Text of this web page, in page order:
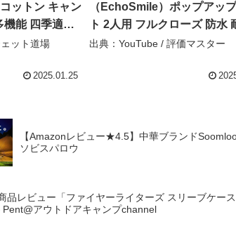
ットン キャン
機能 四季適用
遮光 焚火 フ
ト道場
ット道場
2025.01.25
（EchoSmile）ポップアッ
ト 2人用 フルクローズ 防水
3000mm 簡単組立 UVカット
ー ワンタッチテント ホワイ
出典：YouTube / 評価マスター
【Amazonレビュー★4.5】中華ブランド
ソビスパロウ
品レビュー「ファイヤーライターズ スリーブケー
アウトドアキャンプchannel